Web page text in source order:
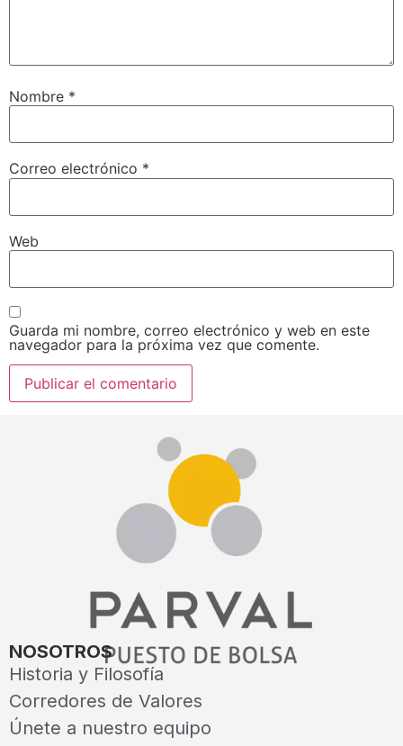
Nombre *
Correo electrónico *
Web
Guarda mi nombre, correo electrónico y web en este
navegador para la próxima vez que comente.
NOSOTROS
Historia y Filosofía
Corredores de Valores
Únete a nuestro equipo